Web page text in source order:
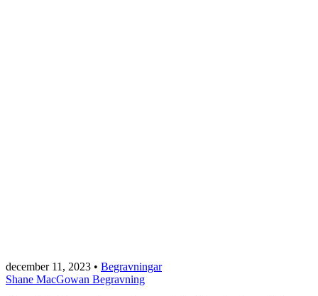
december 11, 2023 • Begravningar
Shane MacGowan Begravning